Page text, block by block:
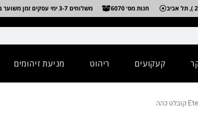
חנות מס׳ 6070 משלוחים 3-7 ימי עסקים זמן משוער בלבד
קעקועים ריהוט מניעת זיהומים